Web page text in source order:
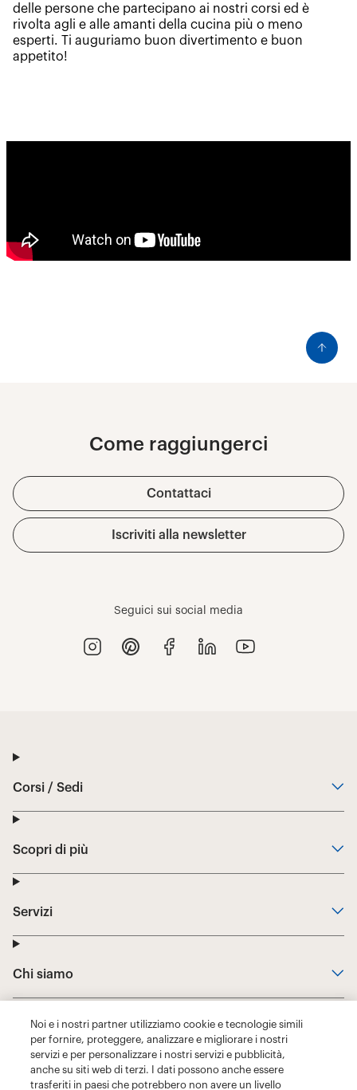
Noi e i nostri partner utilizziamo cookie e tecnologie simili
per fornire, proteggere, analizzare e migliorare i nostri
servizi e per personalizzare i nostri servizi e pubblicità,
anche su siti web di terzi. I dati possono anche essere
trasferiti in paesi che potrebbero non avere un livello